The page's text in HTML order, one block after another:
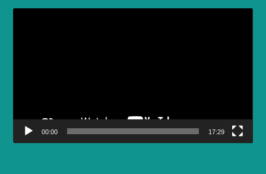
00:00 17:29